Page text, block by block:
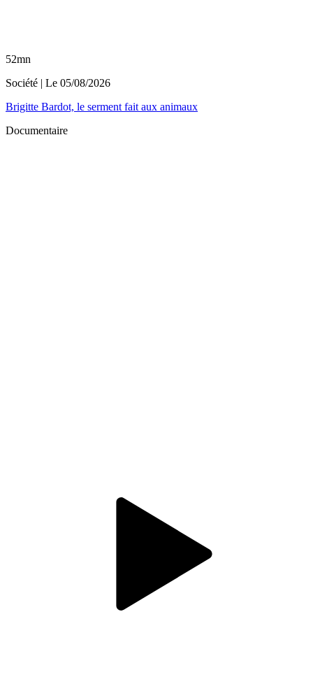
52mn
Société | Le 05/08/2026
Brigitte Bardot, le serment fait aux animaux
Documentaire